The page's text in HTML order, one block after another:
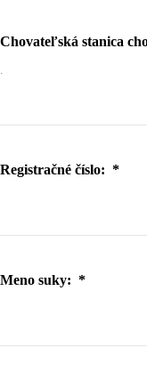
Chovateľská stanica
.
Registračné číslo: *
Meno suky: *